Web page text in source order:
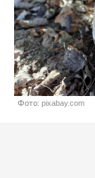
Фото: pixabay.com